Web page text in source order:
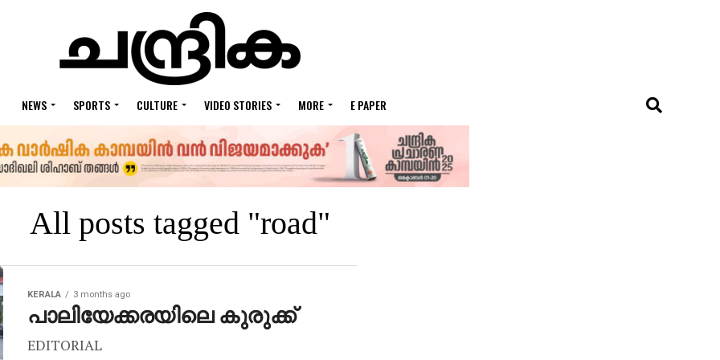
NEWS SPORTS CULTURE VIDEO STORIES MORE E PAPER
All posts tagged "road"
KERALA 3 months ago
പാലിയേക്കരയിലെ കുരുക്ക്
EDITORIAL